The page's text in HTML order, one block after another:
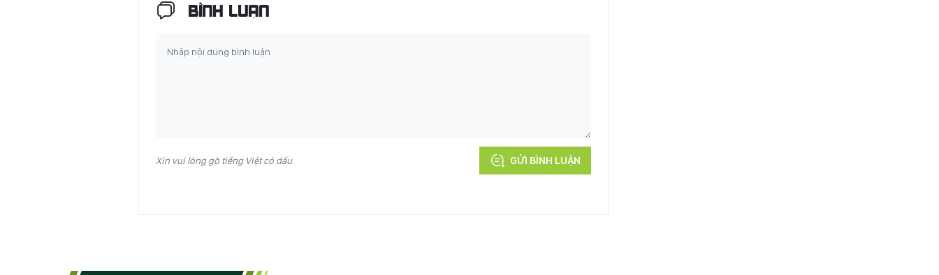
BÌNH LUẬN
Xin vui lòng gõ tiếng Việt có dấu GỬI BÌNH LUẬN